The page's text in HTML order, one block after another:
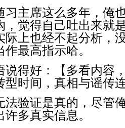
习主席这么多年，俺
，觉得自己吐出来就
际上也经不起分析，
最高指示哈。
说得好：【多看内容
型时间，真相与谣传
法验证是真的，尽管
多真实信息。